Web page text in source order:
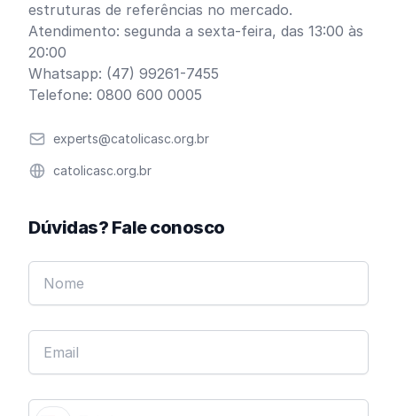
estruturas de referências no mercado.
Atendimento: segunda a sexta-feira, das 13:00 às
20:00
Whatsapp: (47) 99261-7455
Telefone: 0800 600 0005
Emailexperts@catolicasc.org.br
Websitecatolicasc.org.br
Dúvidas? Fale conosco